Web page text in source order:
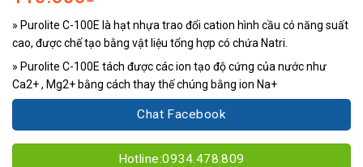
» Purolite C-100E là hạt nhựa trao đổi cation hình cầu có năng suất
cao, được chế tạo bằng vật liệu tổng hợp có chứa Natri.
» Purolite C-100E tách được các ion tạo độ cứng của nước như
Ca2+ , Mg2+ bằng cách thay thế chúng bằng ion Na+
Chat Facebook
Hotline:0934.478.809